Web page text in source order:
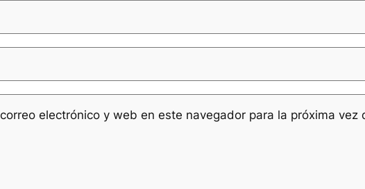
electrónico y web en este navegador para la próxima vez